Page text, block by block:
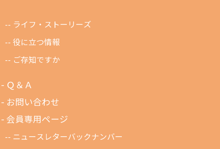
ライフ・ストーリーズ
役に立つ情報
ご存知ですか
Ｑ＆Ａ
お問い合わせ
会員専用ページ
ニュースレターバックナンバー